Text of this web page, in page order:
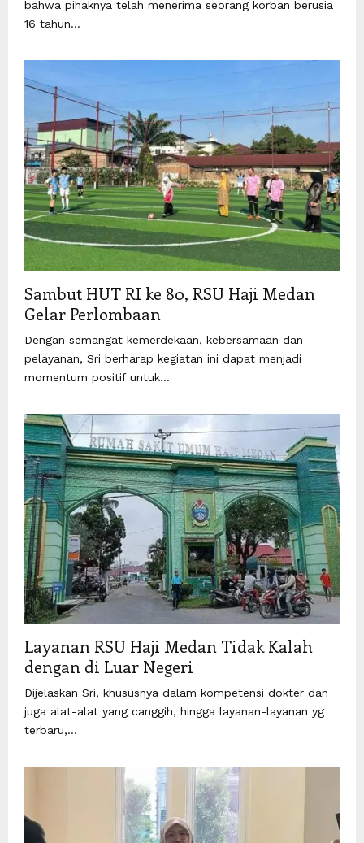
bahwa pihaknya telah menerima seorang korban berusia
16 tahun...
Sambut HUT RI ke 80, RSU Haji Medan
Gelar Perlombaan
Dengan semangat kemerdekaan, kebersamaan dan
pelayanan, Sri berharap kegiatan ini dapat menjadi
momentum positif untuk...
Layanan RSU Haji Medan Tidak Kalah
dengan di Luar Negeri
Dijelaskan Sri, khususnya dalam kompetensi dokter dan
juga alat-alat yang canggih, hingga layanan-layanan yg
terbaru,...